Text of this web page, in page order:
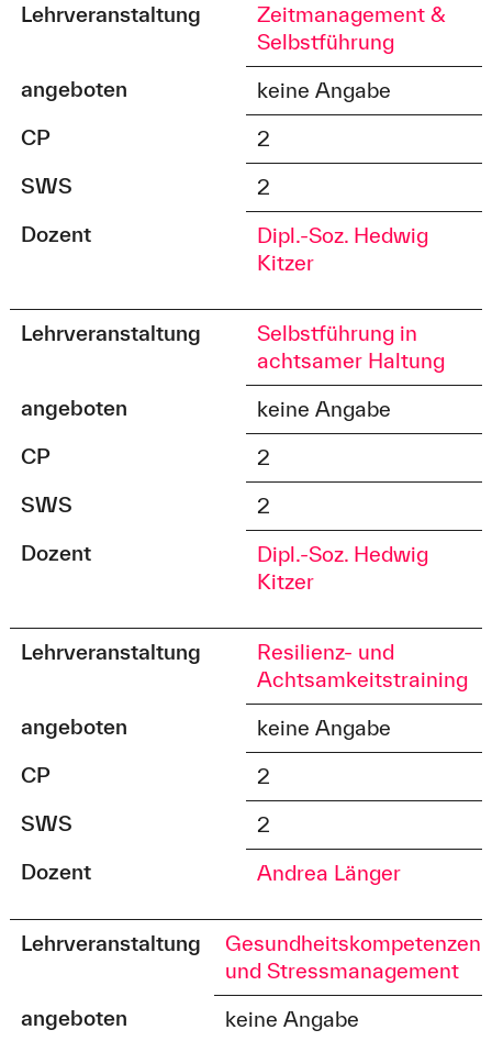
Lehrveranstaltung
Zeitmanagement &
Selbstführung
angeboten
keine Angabe
CP
2
SWS
2
Dozent
Dipl.-Soz. Hedwig
Kitzer
Lehrveranstaltung
Selbstführung in
achtsamer Haltung
angeboten
keine Angabe
CP
2
SWS
2
Dozent
Dipl.-Soz. Hedwig
Kitzer
Lehrveranstaltung
Resilienz- und
Achtsamkeitstraining
angeboten
keine Angabe
CP
2
SWS
2
Dozent
Andrea Länger
Lehrveranstaltung
Gesundheitskompetenzen
und Stressmanagement
angeboten
keine Angabe